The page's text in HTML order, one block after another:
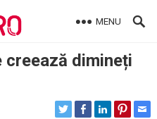
MENU
creează dimineți